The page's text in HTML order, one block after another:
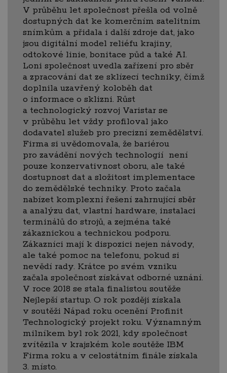
V průběhu let společnost přešla od volně
dostupných dat ke komerčním satelitním
snímkům a přidala i další zdroje dat, jako
jsou digitální model reliéfu krajiny,
odtokové linie, bonitace půd a také AI.
Loni společnost uvedla zařízení pro sběr
a zpracování dat ze sklízecí techniky, čímž
doplnila uzavřený koloběh dat
o informace o sklizni. Růst
a technologický rozvoj Varistar se
v průběhu let vždy profiloval jako
dodavatel služeb pro precizní zemědělství.
Firma si uvědomovala, že bariérou
pro zavádění nových technologií není
pouze konzervativnost oboru, ale také
dostupnost dat a složitost implementace
do zemědělské techniky. Proto začala
nabízet komplexní řešení zahrnující sběr
a analýzu dat, vlastní hardware, instalaci
terminálů do strojů, a zejména také
zákaznickou a technickou podporu.
Zákazníci mají k dispozici nejen návody,
ale také pomoc na telefonu, pokud si
nevědí rady. Krátce po svém vzniku
začala společnost získávat odborné uznání.
V roce 2018 se stala finalistou soutěže
Nejlepší startup. O rok později získala
v soutěži Nápad roku ocenění Profinit
Technologický projekt roku. Významným
milníkem byl rok 2021, kdy společnost
zvítězila v krajském kole soutěže IBM
Firma roku a v celostátním finále získala
3. místo.